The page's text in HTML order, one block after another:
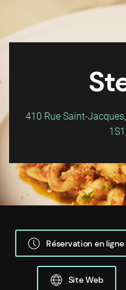
410 Rue Saint-
Réservation en ligne
Site Web